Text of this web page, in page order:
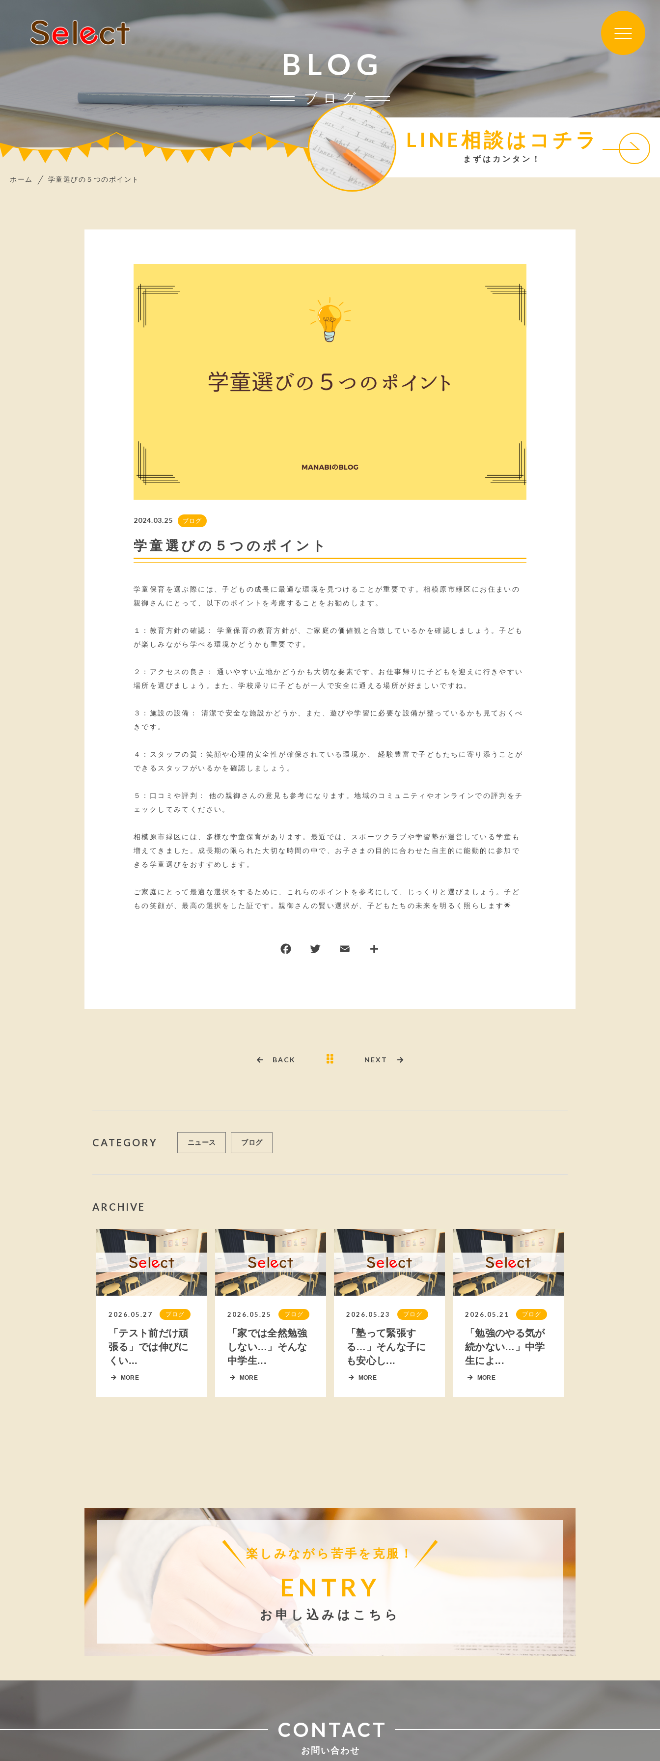
BLOG
ブログ
LINE相談はコチラ
まずはカンタン！
ホーム 学童選びの５つのポイント
2024.03.25 ブログ
学童選びの５つのポイント
学童保育を選ぶ際には、子どもの成長に最適な環境を見つけることが重要です。相模原市緑区にお住まいの
親御さんにとって、以下のポイントを考慮することをお勧めします。
１：教育方針の確認： 学童保育の教育方針が、ご家庭の価値観と合致しているかを確認しましょう。子ども
が楽しみながら学べる環境かどうかも重要です。
２：アクセスの良さ： 通いやすい立地かどうかも大切な要素です。お仕事帰りに子どもを迎えに行きやすい
場所を選びましょう。また、学校帰りに子どもが一人で安全に通える場所が好ましいですね。
３：施設の設備： 清潔で安全な施設かどうか、また、遊びや学習に必要な設備が整っているかも見ておくべ
きです。
４：スタッフの質：笑顔や心理的安全性が確保されている環境か、 経験豊富で子どもたちに寄り添うことが
できるスタッフがいるかを確認しましょう。
５：口コミや評判： 他の親御さんの意見も参考になります。地域のコミュニティやオンラインでの評判をチ
ェックしてみてください。
相模原市緑区には、多様な学童保育があります。最近では、スポーツクラブや学習塾が運営している学童も
増えてきました。成長期の限られた大切な時間の中で、お子さまの目的に合わせた自主的に能動的に参加で
きる学童選びをおすすめします。
ご家庭にとって最適な選択をするために、これらのポイントを参考にして、じっくりと選びましょう。子ど
もの笑顔が、最高の選択をした証です。親御さんの賢い選択が、子どもたちの未来を明るく照らします🌟
b
r
BACK NEXT
CATEGORY ニュース ブログ
ARCHIVE
2026.05.27 ブログ
「テスト前だけ頑
張る」では伸びに
くい...
MORE
2026.05.25 ブログ
「家では全然勉強
しない…」そんな
中学生...
MORE
2026.05.23 ブログ
「塾って緊張す
る…」そんな子に
も安心し...
MORE
2026.05.21 ブログ
「勉強のやる気が
続かない…」中学
生によ...
MORE
楽しみながら苦手を克服！
ENTRY
お申し込みはこちら
CONTACT
お問い合わせ